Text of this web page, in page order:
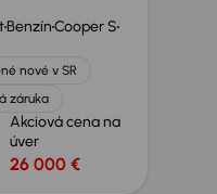
BenzínCooper S
nové v SR
záruka
Akciová cena na
úver
26 000 €